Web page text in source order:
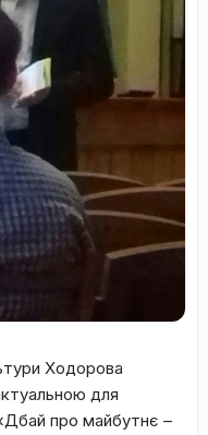
Ходорова
для
про майбутнє –